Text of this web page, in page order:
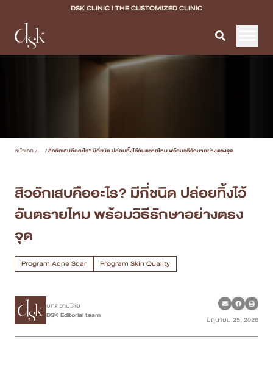
DSK CLINIC I THE CUSTOMIZED CLINIC
Program Filler & Lifting
Program Acne Scar
Program Skin Quality
Program Body Confidence
แพทย์ของเรา
เคสรีวิว
Case Review
หน้าแรก /... /สิวอักเสบคืออะไร? มีกี่ชนิด ปล่อยทิ้งไว้อันตรายไหม พร้อมวิธีรักษาอย่างตรงจุด
สิวอักเสบคืออะไร? มีกี่ชนิด ปล่อยทิ้งไว้
อันตรายไหม พร้อมวิธีรักษาอย่างตรง
จุด
Program Acne Scar Program Skin Quality
บทความโดย
DSK Editorial team
มิถุนายน 25, 2026